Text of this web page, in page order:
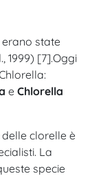
erano state
1999) [7].Oggi
e Chlorella
clorelle è
La
specie